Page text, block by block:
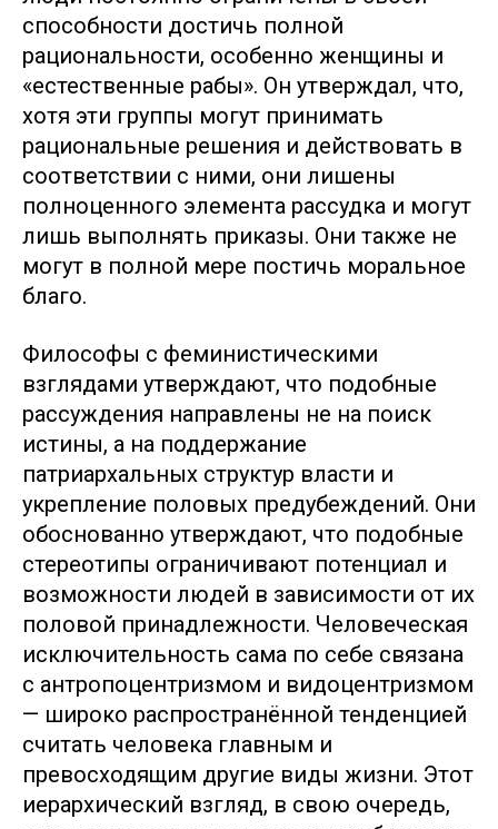
способности достичь полной
рациональности, особенно женщины и
«естественные рабы». Он утверждал, что,
хотя эти группы могут принимать
рациональные решения и действовать в
соответствии с ними, они лишены
полноценного элемента рассудка и могут
лишь выполнять приказы. Они также не
могут в полной мере постичь моральное
благо.
Философы с феминистическими
взглядами утверждают, что подобные
рассуждения направлены не на поиск
истины, а на поддержание
патриархальных структур власти и
укрепление половых предубеждений. Они
обоснованно утверждают, что подобные
стереотипы ограничивают потенциал и
возможности людей в зависимости от их
половой принадлежности. Человеческая
исключительность сама по себе связана
с антропоцентризмом и видоцентризмом
— широко распространённой тенденцией
считать человека главным и
превосходящим другие виды жизни. Этот
иерархический взгляд, в свою очередь,